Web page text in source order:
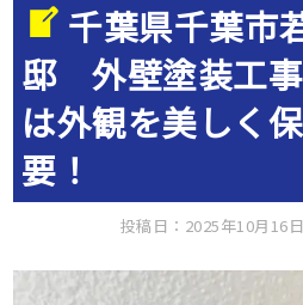
千葉県千葉
邸 外壁塗装工
は外観を美しく
要！
投稿日：2025年10月16日